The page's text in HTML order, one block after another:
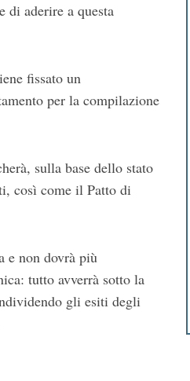
di aderire a questa
fissato un
per la compilazione
sulla base dello stato
così come il Patto di
e non dovrà più
tutto avverrà sotto la
gli esiti degli